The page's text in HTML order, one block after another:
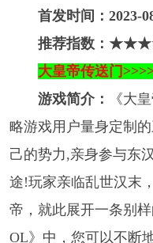
首发时间：2023-
推荐指数：
大皇帝传送门
游戏简介：
《大
略游戏用户量身定制
己的势力,亲身参与东
途!玩家亲临乱世汉末
帝，就此展开一条别
OL》中，您可以不断